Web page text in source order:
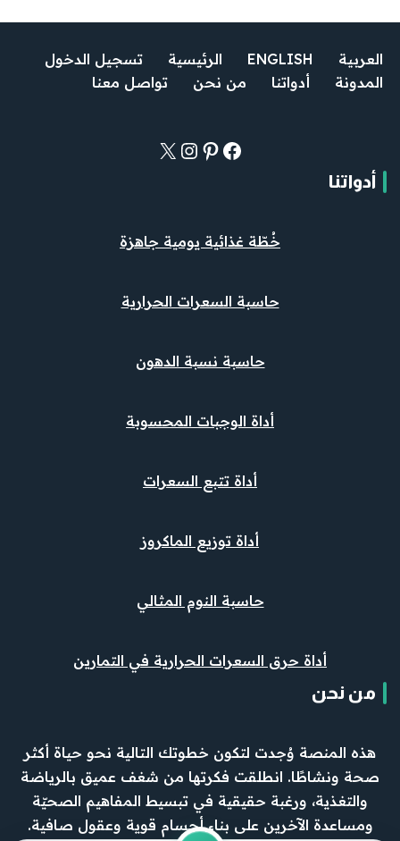
العربية ENGLISH الرئيسية
تسجيل الدخول
المدونة
أدواتنا من نحن تواصل معنا
أدواتنا
خُطّة غذائية يومية جاهزة
حاسبة السعرات الحرارية
حاسبة نسبة الدهون
أداة الوجبات المحسوبة
أداة تتبع السعرات
أداة توزيع الماكروز
حاسبة النوم المثالي
أداة حرق السعرات الحرارية في التمارين
من نحن
هذه المنصة وُجدت لتكون خطوتك التالية نحو حياة أكثر
صحة ونشاطًا. انطلقت فكرتها من شغف عميق بالرياضة
والتغذية، ورغبة حقيقية في تبسيط المفاهيم الصحيّة
ومساعدة الآخرين على بناء أجسام قوية وعقول صافية.